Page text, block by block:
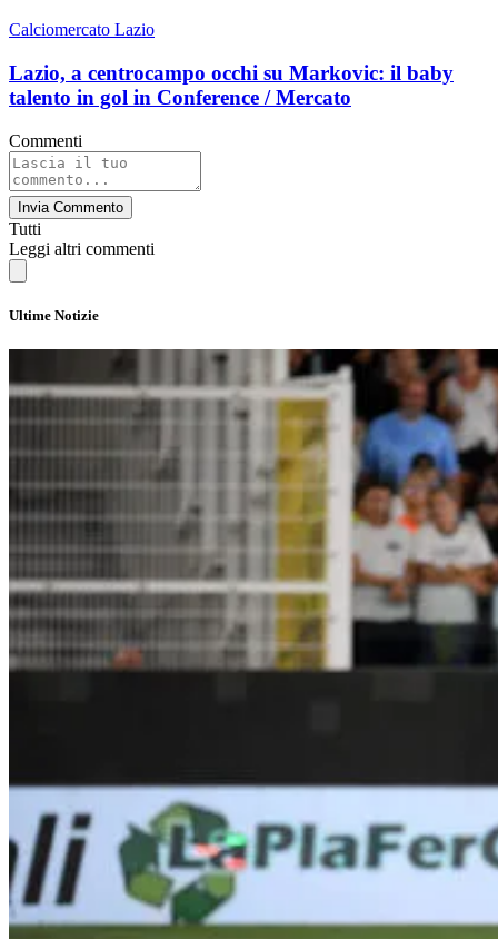
Calciomercato Lazio
Lazio, a centrocampo occhi su Markovic: il baby
talento in gol in Conference / Mercato
Commenti
Invia Commento
Tutti
Leggi altri commenti
Ultime Notizie